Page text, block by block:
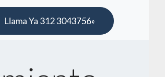
Llama Ya 312 3043756»